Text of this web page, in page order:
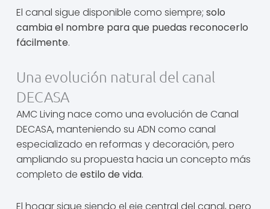
El canal sigue disponible como siempre; solo
cambia el nombre para que puedas reconocerlo
fácilmente.
Una evolución natural del canal
DECASA
AMC Living nace como una evolución de Canal
DECASA, manteniendo su ADN como canal
especializado en reformas y decoración, pero
ampliando su propuesta hacia un concepto más
completo de estilo de vida.